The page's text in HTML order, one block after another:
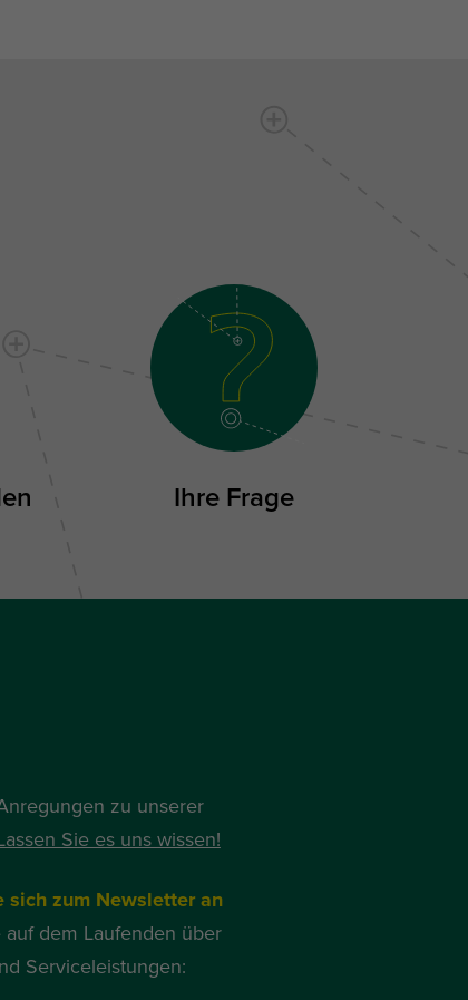
Ihre Frage
zu unserer
Sie es uns wissen!
sich zum Newsletter an
auf dem Laufenden über
Serviceleistungen: